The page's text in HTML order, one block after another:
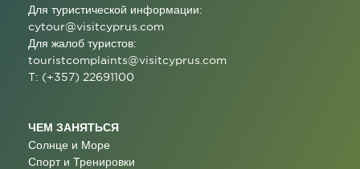
Для туристической информации:
cytour@visitcyprus.com
Для жалоб туристов:
touristcomplaints@visitcyprus.com
T: (+357) 22691100
ЧЕМ ЗАНЯТЬСЯ
Солнце и Море
Спорт и Тренировки